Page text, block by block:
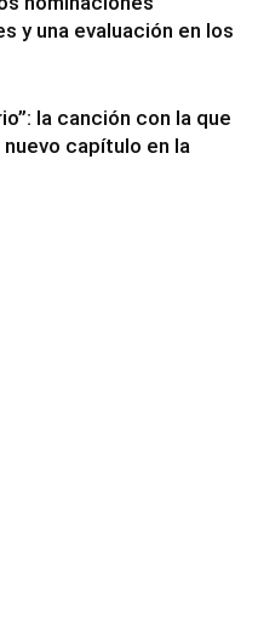
y una evaluación en los
la canción con la que
nuevo capítulo en la